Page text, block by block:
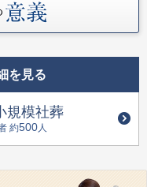
を見る
規模社葬
約500 人